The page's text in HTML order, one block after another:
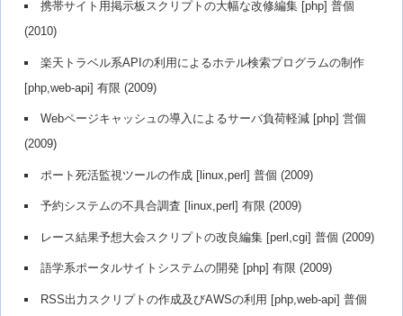
携帯サイト用掲示板スクリプトの大幅な改修編集 [php] 普個
(2010)
楽天トラベル系APIの利用によるホテル検索プログラムの制作
[php,web-api] 有限 (2009)
Webページキャッシュの導入によるサーバ負荷軽減 [php] 営個
(2009)
ポート死活監視ツールの作成 [linux,perl] 普個 (2009)
予約システムの不具合調査 [linux,perl] 有限 (2009)
レース結果予想大会スクリプトの改良編集 [perl,cgi] 普個 (2009)
語学系ポータルサイトシステムの開発 [php] 有限 (2009)
RSS出力スクリプトの作成及びAWSの利用 [php,web-api] 普個